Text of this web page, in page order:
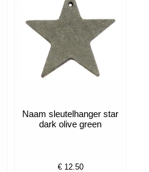
Naam sleutelhanger star
dark olive green
€ 12.50